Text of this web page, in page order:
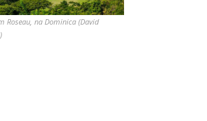
Roseau, na Dominica (David